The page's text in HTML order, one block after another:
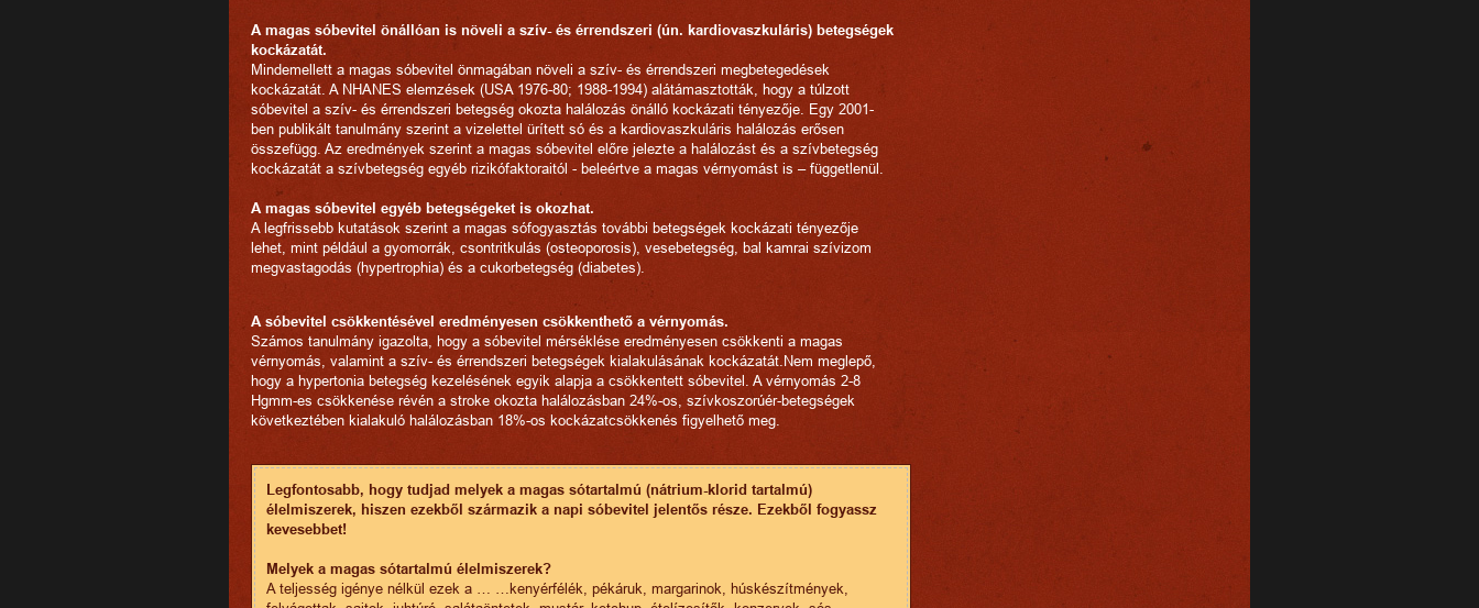
A magas sóbevitel önállóan is növeli a szív- és érrendszeri (ún. kardiovaszkuláris) betegségek
kockázatát.
Mindemellett a magas sóbevitel önmagában növeli a szív- és érrendszeri megbetegedések
kockázatát. A NHANES elemzések (USA 1976-80; 1988-1994) alátámasztották, hogy a túlzott
sóbevitel a szív- és érrendszeri betegség okozta halálozás önálló kockázati tényezője. Egy 2001-
ben publikált tanulmány szerint a vizelettel ürített só és a kardiovaszkuláris halálozás erősen
összefügg. Az eredmények szerint a magas sóbevitel előre jelezte a halálozást és a szívbetegség
kockázatát a szívbetegség egyéb rizikófaktoraitól - beleértve a magas vérnyomást is – függetlenül.
A magas sóbevitel egyéb betegségeket is okozhat.
A legfrissebb kutatások szerint a magas sófogyasztás további betegségek kockázati tényezője
lehet, mint például a gyomorrák, csontritkulás (osteoporosis), vesebetegség, bal kamrai szívizom
megvastagodás (hypertrophia) és a cukorbetegség (diabetes).
A sóbevitel csökkentésével eredményesen csökkenthető a vérnyomás.
Számos tanulmány igazolta, hogy a sóbevitel mérséklése eredményesen csökkenti a magas
vérnyomás, valamint a szív- és érrendszeri betegségek kialakulásának kockázatát.Nem meglepő,
hogy a hypertonia betegség kezelésének egyik alapja a csökkentett sóbevitel. A vérnyomás 2-8
Hgmm-es csökkenése révén a stroke okozta halálozásban 24%-os, szívkoszorúér-betegségek
következtében kialakuló halálozásban 18%-os kockázatcsökkenés figyelhető meg.
Legfontosabb, hogy tudjad melyek a magas sótartalmú (nátrium-klorid tartalmú)
élelmiszerek, hiszen ezekből származik a napi sóbevitel jelentős része. Ezekből fogyassz
kevesebbet!
Melyek a magas sótartalmú élelmiszerek?
A teljesség igénye nélkül ezek a … …kenyérfélék, pékáruk, margarinok, húskészítmények,